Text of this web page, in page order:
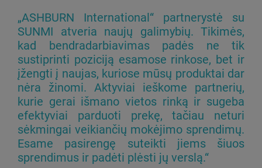
„ASHBURN International“ partnerystė su
SUNMI atveria naujų galimybių. Tikimės,
kad bendradarbiavimas padės ne tik
sustiprinti poziciją esamose rinkose, bet ir
įžengti į naujas, kuriose mūsų produktai dar
nėra žinomi. Aktyviai ieškome partnerių,
kurie gerai išmano vietos rinką ir sugeba
efektyviai parduoti prekę, tačiau neturi
sėkmingai veikiančių mokėjimo sprendimų.
Esame pasirengę suteikti jiems šiuos
sprendimus ir padėti plėsti jų verslą.“